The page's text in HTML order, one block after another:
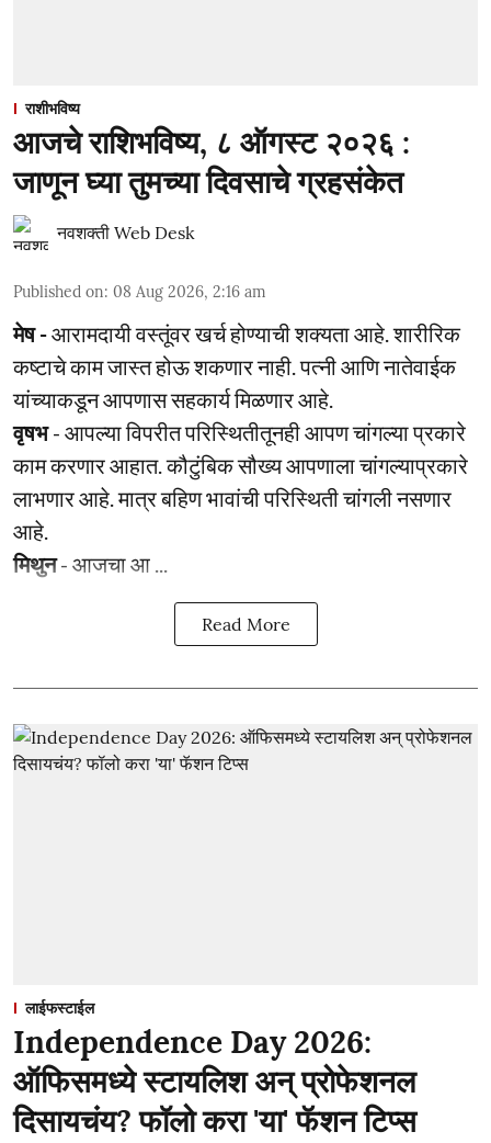
राशीभविष्य
आजचे राशिभविष्य, ८ ऑगस्ट २०२६ :
जाणून घ्या तुमच्या दिवसाचे ग्रहसंकेत
नवशक्ती Web Desk
Published on: 08 Aug 2026, 2:16 am
मेष -आरामदायी वस्तूंवर खर्च होण्याची शक्यता आहे. शारीरिक
कष्टाचे काम जास्त होऊ शकणार नाही. पत्नी आणि नातेवाईक
यांच्याकडून आपणास सहकार्य मिळणार आहे.
वृषभ- आपल्या विपरीत परिस्थितीतूनही आपण चांगल्या प्रकारे
काम करणार आहात. कौटुंबिक सौख्य आपणाला चांगल्याप्रकारे
लाभणार आहे. मात्र बहिण भावांची परिस्थिती चांगली नसणार
आहे.
मिथुन- आजचा आ ...
Read More
लाईफस्टाईल
Independence Day 2026:
ऑफिसमध्ये स्टायलिश अन् प्रोफेशनल
दिसायचंय? फॉलो करा 'या' फॅशन टिप्स